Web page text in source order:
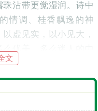
沾带更觉湿润。诗中
情调、桂香飘逸的神
虚见实，以小见大，
优美、多么迷人的中
文